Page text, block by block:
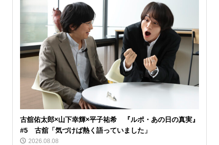
古舘佑太郎×山下幸輝×平子祐希 『ルポ・あの日の真実』
#5 古舘「気づけば熱く語っていました」
2026.08.08